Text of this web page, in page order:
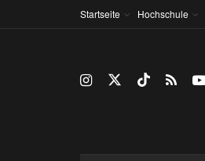
Startseite Hochschule